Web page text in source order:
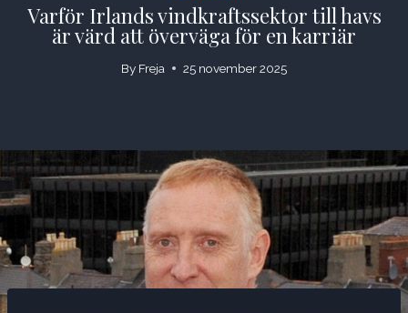
Varför Irlands vindkraftssektor till havs
är värd att överväga för en karriär
By Freja 25 november 2025